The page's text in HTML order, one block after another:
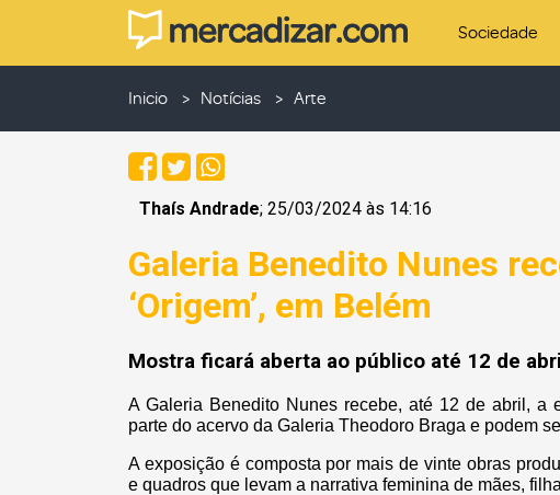
Sociedade
Inicio Notícias Arte
Thaís Andrade; 25/03/2024 às 14:16
Galeria Benedito Nunes
‘Origem’, em Belém
Mostra ficará aberta ao público até 12 de
A Galeria Benedito Nunes recebe, até 12 de abril, a
parte do acervo da Galeria Theodoro Braga e podem
A exposição é composta por mais de vinte obras
e quadros que levam a narrativa feminina de mães,